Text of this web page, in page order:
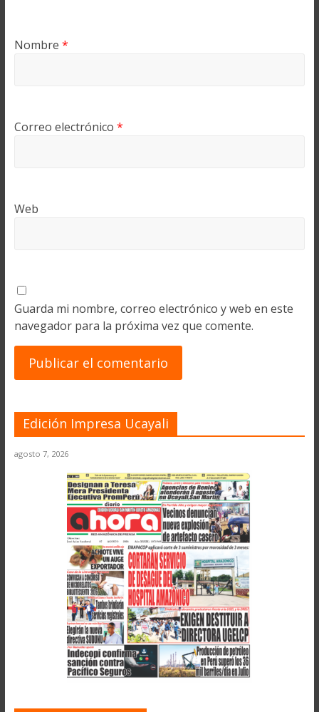
Nombre *
Correo electrónico *
Web
Guarda mi nombre, correo electrónico y web en este
navegador para la próxima vez que comente.
Edición Impresa Ucayali
agosto 7, 2026